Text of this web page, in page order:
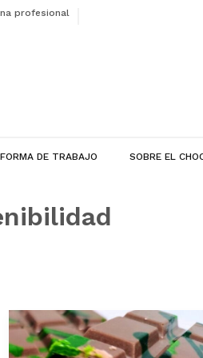
profesional
DE TRABAJO SOBRE EL
Receta
de
Chocolate